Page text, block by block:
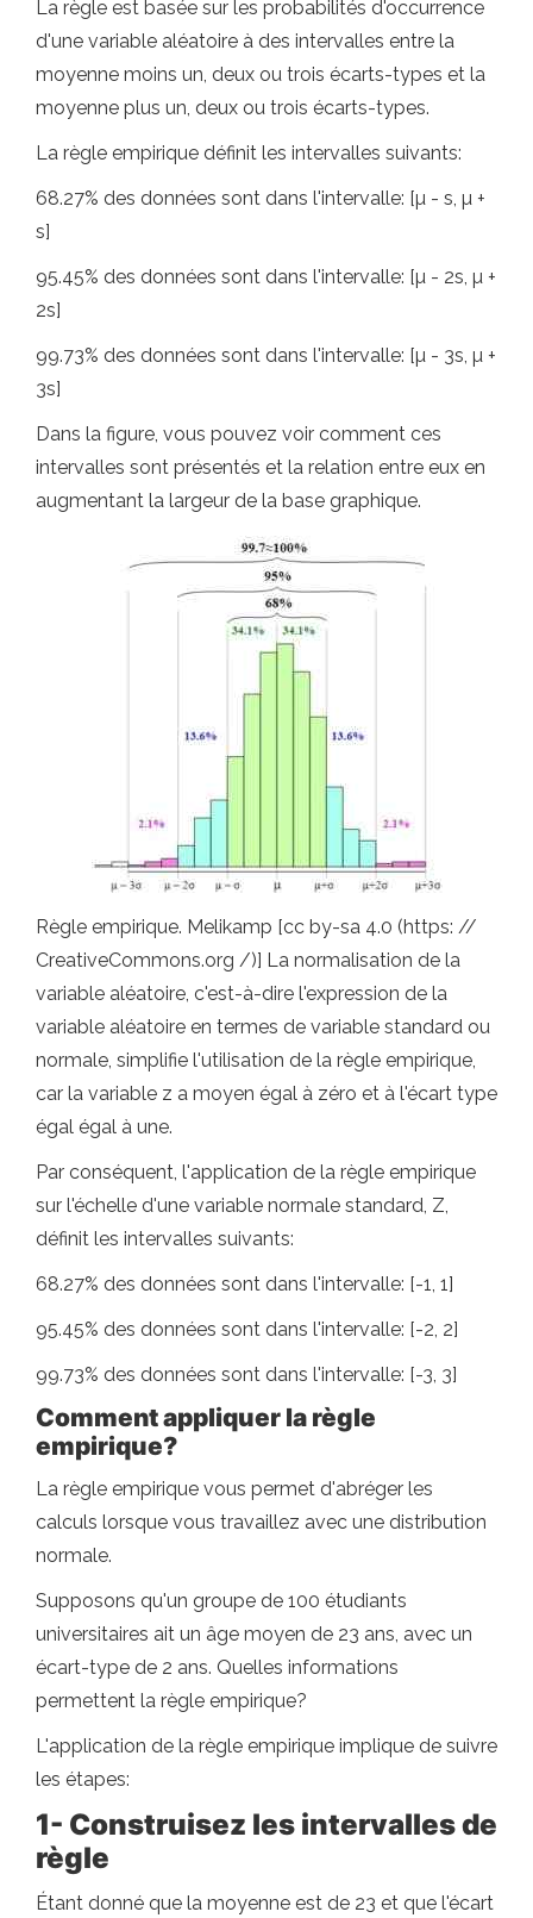
La règle est basée sur les probabilités d'occurrence
d'une variable aléatoire à des intervalles entre la
moyenne moins un, deux ou trois écarts-types et la
moyenne plus un, deux ou trois écarts-types.
La règle empirique définit les intervalles suivants:
68.27% des données sont dans l'intervalle: [µ - s, µ +
s]
95.45% des données sont dans l'intervalle: [µ - 2s, µ +
2s]
99.73% des données sont dans l'intervalle: [µ - 3s, µ +
3s]
Dans la figure, vous pouvez voir comment ces
intervalles sont présentés et la relation entre eux en
augmentant la largeur de la base graphique.
Règle empirique. Melikamp [cc by-sa 4.0 (https: //
CreativeCommons.org /)] La normalisation de la
variable aléatoire, c'est-à-dire l'expression de la
variable aléatoire en termes de variable standard ou
normale, simplifie l'utilisation de la règle empirique,
car la variable z a moyen égal à zéro et à l'écart type
égal égal à une.
Par conséquent, l'application de la règle empirique
sur l'échelle d'une variable normale standard, Z,
définit les intervalles suivants:
68.27% des données sont dans l'intervalle: [-1, 1]
95.45% des données sont dans l'intervalle: [-2, 2]
99.73% des données sont dans l'intervalle: [-3, 3]
Comment appliquer la règle
empirique?
La règle empirique vous permet d'abréger les
calculs lorsque vous travaillez avec une distribution
normale.
Supposons qu'un groupe de 100 étudiants
universitaires ait un âge moyen de 23 ans, avec un
écart-type de 2 ans. Quelles informations
permettent la règle empirique?
L'application de la règle empirique implique de suivre
les étapes:
1- Construisez les intervalles de
règle
Étant donné que la moyenne est de 23 et que l'écart